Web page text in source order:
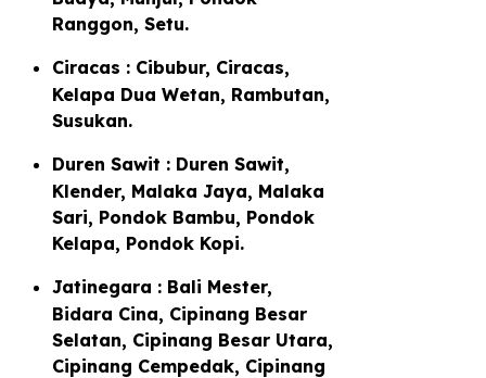
Ranggon, Setu.
Ciracas : Cibubur, Ciracas,
Kelapa Dua Wetan, Rambutan,
Susukan.
Duren Sawit : Duren Sawit,
Klender, Malaka Jaya, Malaka
Sari, Pondok Bambu, Pondok
Kelapa, Pondok Kopi.
Jatinegara : Bali Mester,
Bidara Cina, Cipinang Besar
Selatan, Cipinang Besar Utara,
Cipinang Cempedak, Cipinang